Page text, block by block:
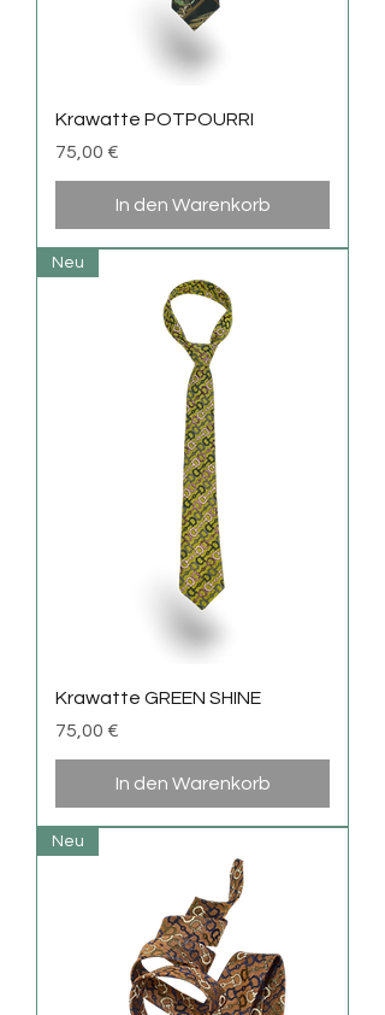
Krawatte POTPOURRI
Preis
75,00 €
In den Warenkorb
Neu
Krawatte GREEN SHINE
Preis
75,00 €
In den Warenkorb
Neu